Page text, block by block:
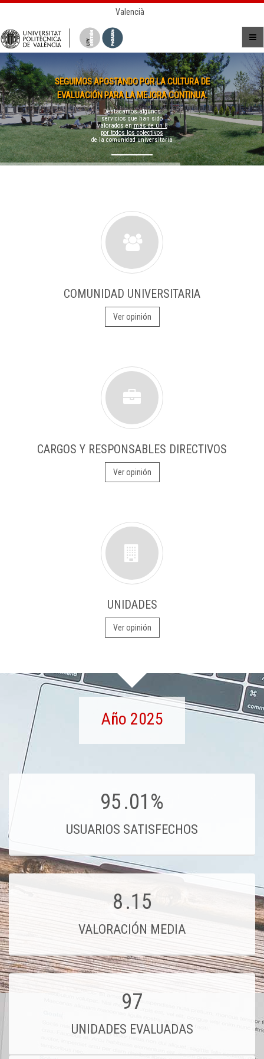
Valencià
SEGUIMOS APOSTANDO POR LA CULTURA DE
EVALUACIÓN PARA LA MEJORA CONTINUA.
Destacamos algunos
servicios que han sido
valorados enmás de un 8
por todos los colectivos
de la comunidad universitaria
COMUNIDAD UNIVERSITARIA
Ver opinión
CARGOS Y RESPONSABLES DIRECTIVOS
Ver opinión
UNIDADES
Ver opinión
Año 2025
95.01%
USUARIOS SATISFECHOS
8.15
VALORACIÓN MEDIA
97
UNIDADES EVALUADAS